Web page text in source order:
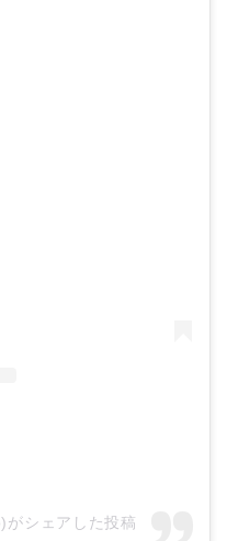
シェアした投稿